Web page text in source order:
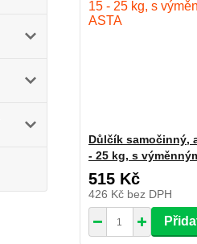
Důlčík samočinný,
- 25 kg, s
515 Kč
426 Kč bez DPH